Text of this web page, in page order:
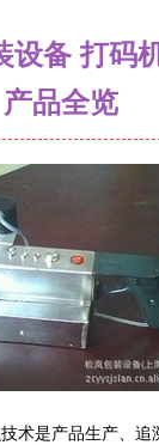
设备 打码
产品全览
术是产品生产、追